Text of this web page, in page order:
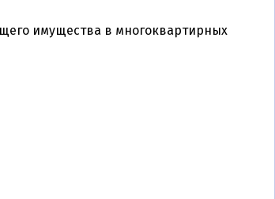
имущества в многоквартирных